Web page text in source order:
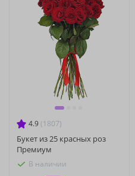
4.9 (1807)
Букет из 25 красных роз
Премиум
В наличии